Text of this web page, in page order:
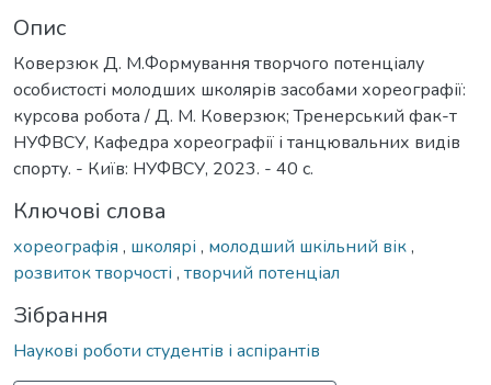
Опис
Коверзюк Д. М.Формування творчого потенціалу
особистості молодших школярів засобами хореографії:
курсова робота / Д. М. Коверзюк; Тренерський фак-т
НУФВСУ, Кафедра хореографії і танцювальних видів
спорту. - Київ: НУФВСУ, 2023. - 40 с.
Ключові слова
хореографія , школярі , молодший шкільний вік,
розвиток творчості , творчий потенціал
Зібрання
Наукові роботи студентів і аспірантів